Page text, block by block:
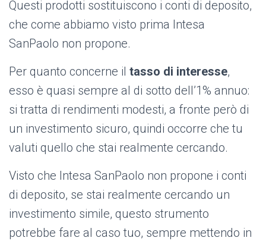
Questi prodotti sostituiscono i conti di deposito,
che come abbiamo visto prima Intesa
SanPaolo non propone.
Per quanto concerne il tasso di interesse,
esso è quasi sempre al di sotto dell’1% annuo:
si tratta di rendimenti modesti, a fronte però di
un investimento sicuro, quindi occorre che tu
valuti quello che stai realmente cercando.
Visto che Intesa SanPaolo non propone i conti
di deposito, se stai realmente cercando un
investimento simile, questo strumento
potrebbe fare al caso tuo, sempre mettendo in